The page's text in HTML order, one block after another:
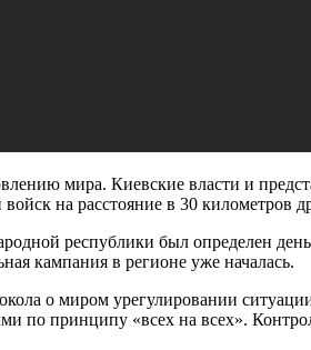
мира. Киевские власти и
на расстояние в 30 километров
республики был определен
кампания в регионе уже началась.
о миром урегулировании
по принципу «всех на всех».